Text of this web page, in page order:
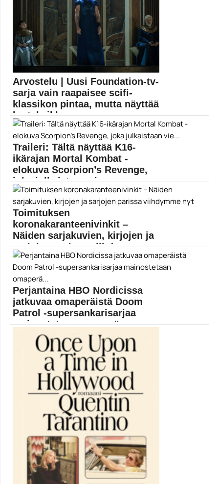
Arvostelu | Uusi Foundation-tv-
sarja vain raapaisee scifi-
klassikon pintaa, mutta näyttää
kertakaikk...
Isaac Asimovin Säätiö-kirjoihin pohjaavan ja
jättibudjetilla tehdyn Foundation-tv-sarjan...
Apple TV Plus
Traileri: Tältä näyttää K16-
ikärajan Mortal Kombat -
elokuva Scorpion’s Revenge,
joka julkaistaan vie...
Mortal Kombat -elokuvia on tekeillä kaksin kappalein,
Elokuvat
Toimituksen
koronakaranteenivinkit –
Näiden sarjakuvien, kirjojen ja
sarjojen parissa viihdymme nyt
Muropaketin elokuvatoimitus listasi, minkä viihteen
parissa koronakotoilu sujuu....
Elokuva-artikkelit
Perjantaina HBO Nordicissa
jatkuvaa omaperäistä Doom
Patrol -supersankarisarjaa
mainostetaan omaperä...
Doom Patrol -supersankarihäröily jatkuu vihdoinkin.
DC Universe ja...
Brendan Fraser